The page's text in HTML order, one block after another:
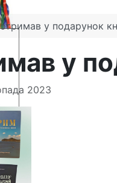
у подарунок
у
2023